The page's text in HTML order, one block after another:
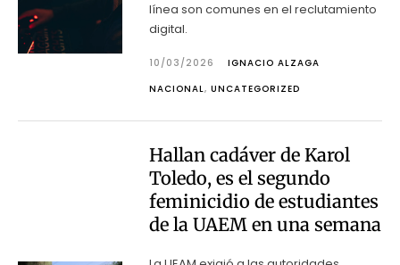
línea son comunes en el reclutamiento
digital.
10/03/2026
IGNACIO ALZAGA
NACIONAL, UNCATEGORIZED
Hallan cadáver de Karol
Toledo, es el segundo
feminicidio de estudiantes
de la UAEM en una semana